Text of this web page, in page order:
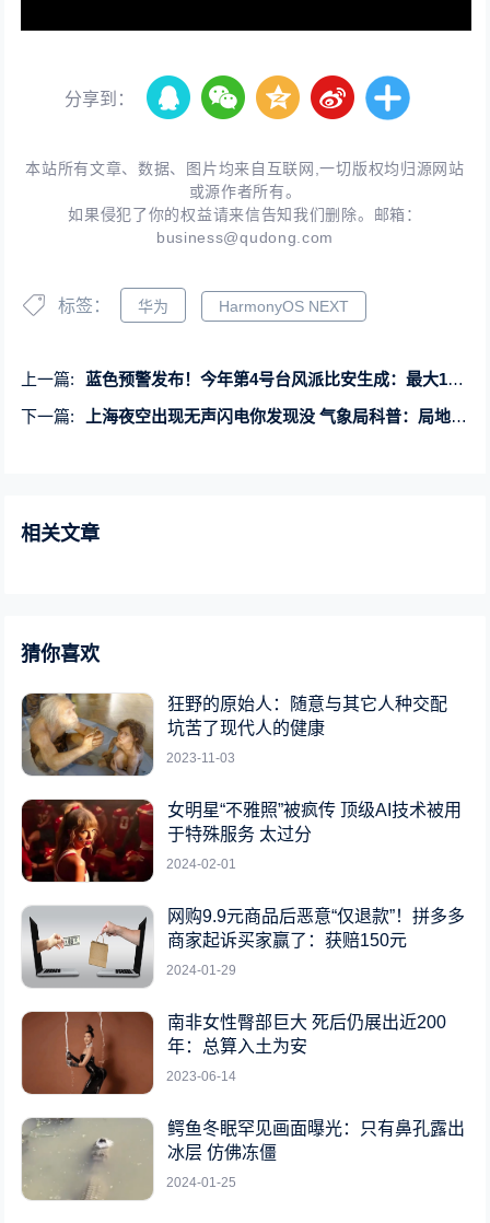
分享到：
本站所有文章、数据、图片均来自互联网,一切版权均归源网站
或源作者所有。
如果侵犯了你的权益请来信告知我们删除。邮箱：
business@qudong.com
标签： 华为 HarmonyOS NEXT
上一篇:
蓝色预警发布！今年第4号台风派比安生成：最大10级阵风
下一篇:
上海夜空出现无声闪电你发现没 气象局科普：局地强雷暴云团
相关文章
猜你喜欢
狂野的原始人：随意与其它人种交配
坑苦了现代人的健康
2023-11-03
女明星“不雅照”被疯传 顶级AI技术被用
于特殊服务 太过分
2024-02-01
网购9.9元商品后恶意“仅退款”！拼多多
商家起诉买家赢了：获赔150元
2024-01-29
南非女性臀部巨大 死后仍展出近200
年：总算入土为安
2023-06-14
鳄鱼冬眠罕见画面曝光：只有鼻孔露出
冰层 仿佛冻僵
2024-01-25